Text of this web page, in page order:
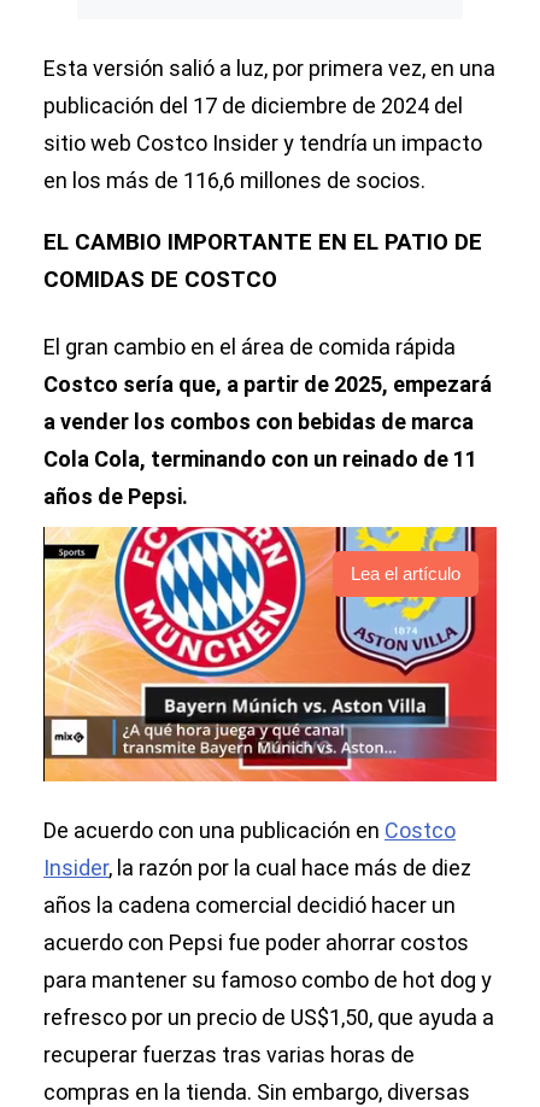
Esta versión salió a luz, por primera vez, en una
publicación del 17 de diciembre de 2024 del
sitio web Costco Insider y tendría un impacto
en los más de 116,6 millones de socios.
EL CAMBIO IMPORTANTE EN EL PATIO DE
COMIDAS DE COSTCO
El gran cambio en el área de comida rápida
Costco sería que, a partir de 2025, empezará
a vender los combos con bebidas de marca
Cola Cola, terminando con un reinado de 11
años de Pepsi.
Lea el artículo
De acuerdo con una publicación en Costco
Insider, la razón por la cual hace más de diez
años la cadena comercial decidió hacer un
acuerdo con Pepsi fue poder ahorrar costos
para mantener su famoso combo de hot dog y
refresco por un precio de US$1,50, que ayuda a
recuperar fuerzas tras varias horas de
compras en la tienda. Sin embargo, diversas